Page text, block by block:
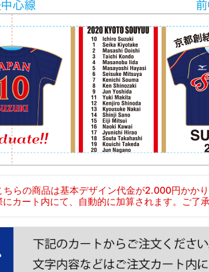
ちらの商品は基本デザイン代金が2.000円かかり
にカート内にて、自動的に加算されます。ご了承